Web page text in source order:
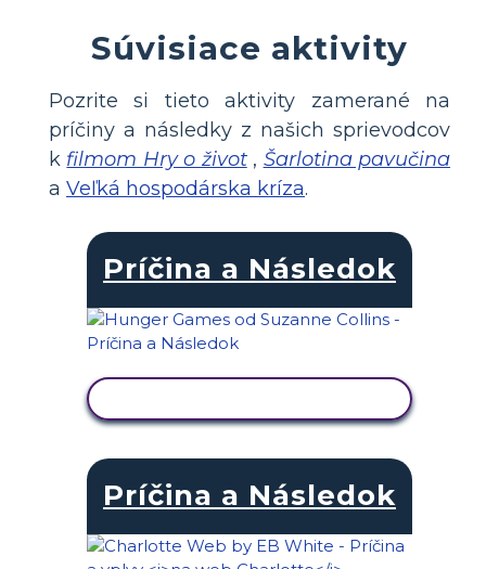
Súvisiace aktivity
Pozrite si tieto aktivity zamerané na
príčiny a následky z našich sprievodcov
k filmom Hry o život, Šarlotina pavučina
a Veľká hospodárska kríza.
Príčina a Následok
Príčina a Následok